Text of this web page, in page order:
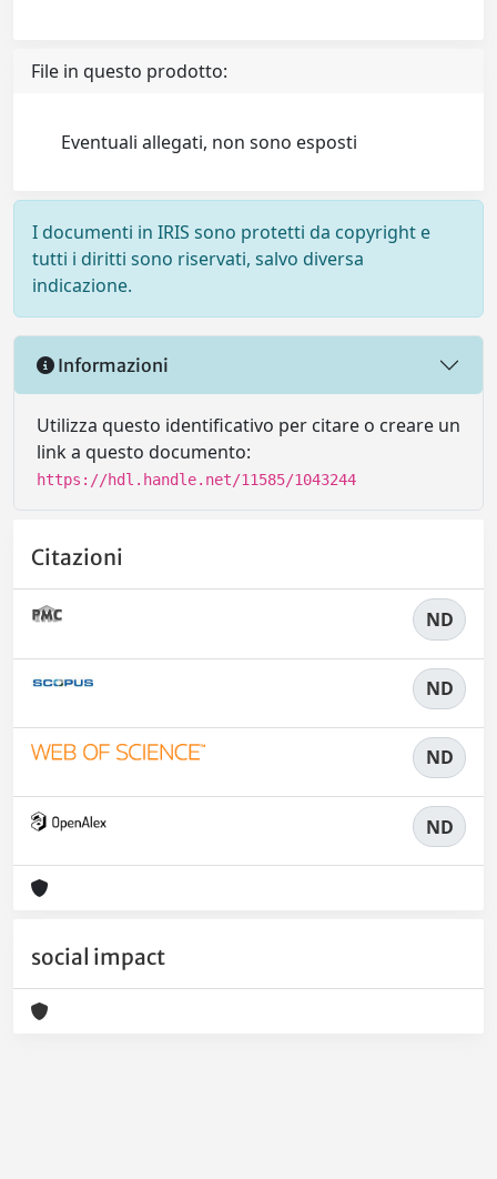
File in questo prodotto:
Eventuali allegati, non sono esposti
I documenti in IRIS sono protetti da copyright e
tutti i diritti sono riservati, salvo diversa
indicazione.
Informazioni
Utilizza questo identificativo per citare o creare un
link a questo documento:
https://hdl.handle.net/11585/1043244
Citazioni
ND
ND
ND
ND
social impact